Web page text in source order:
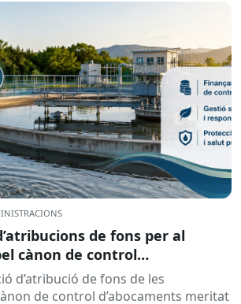
de fons per al
cànon de control
l’any 2025 i liquidat l’any
d’atribució de fons de les
de control d’abocaments meritat